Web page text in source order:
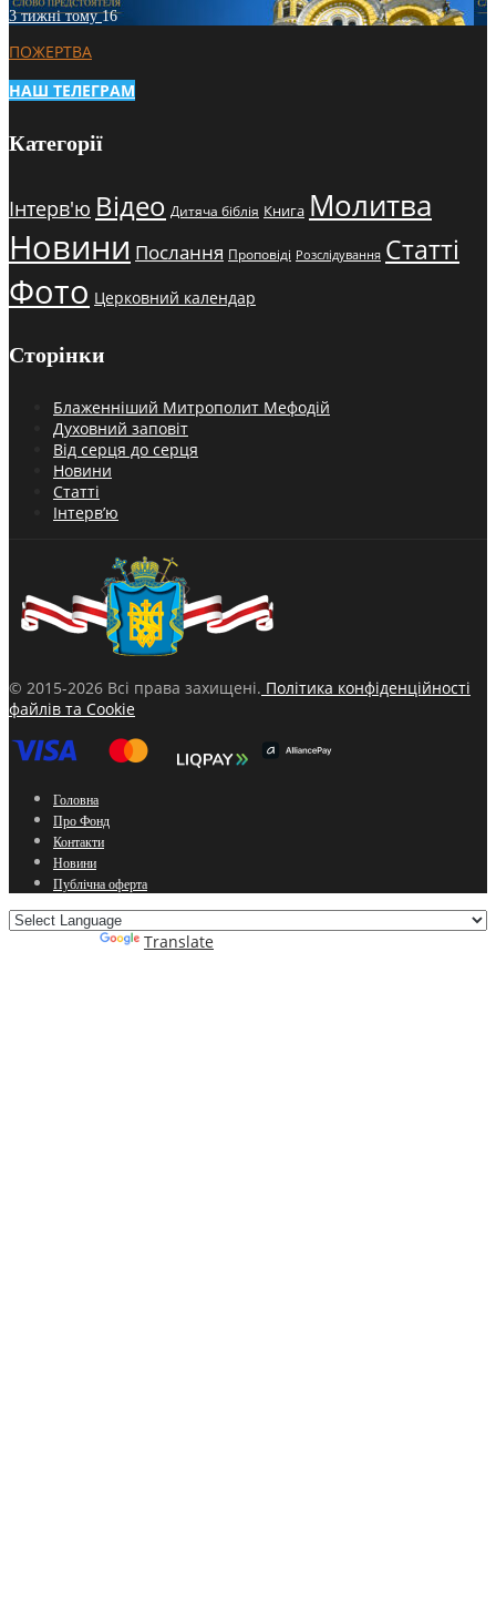
3 тижні тому16
ПОЖЕРТВА
НАШ ТЕЛЕГРАМ
Категорії
Інтерв'ю Відео Дитяча біблія Книга Молитва
Новини Послання Проповіді Розслідування Статті
Фото Церковний календар
Сторінки
Блаженніший Митрополит Мефодій
Духовний заповіт
Від серця до серця
Новини
Статті
Інтерв’ю
© 2015-2026 Всі права захищені. Політика конфіденційності
файлів та Cookie
Головна
Про Фонд
Контакти
Новини
Публічна оферта
Translate